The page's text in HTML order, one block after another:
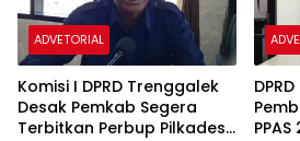
ADVETORIAL
Komisi I DPRD Trenggalek
Desak Pemkab Segera
Terbitkan Perbup Pilkades